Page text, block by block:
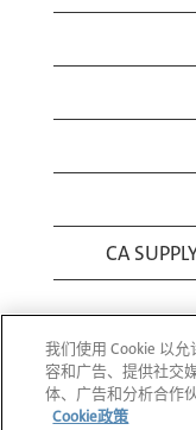
CA
我们使用 Cookie 以
容和广告、提供社交
体、广告和分析合作
Cookie政策